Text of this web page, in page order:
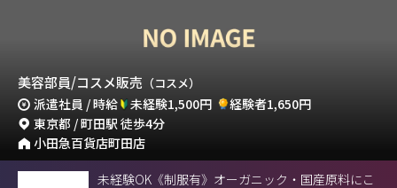
美容部員/コスメ販売 （コスメ）
派遣社員 / 時給 未経験1,500円
経験者1,650円
東京都 / 町田駅 徒歩4分
小田急百貨店町田店
未経験OK《制服有》オーガニック・国産原料にこ